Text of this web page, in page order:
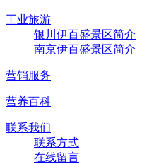
工业旅游
银川伊百盛景区简介
南京伊百盛景区简介
营销服务
营养百科
联系我们
联系方式
在线留言